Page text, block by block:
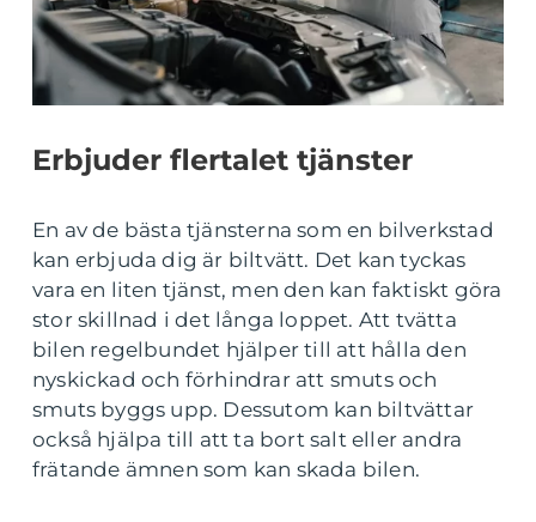
Erbjuder flertalet tjänster
En av de bästa tjänsterna som en bilverkstad
kan erbjuda dig är biltvätt. Det kan tyckas
vara en liten tjänst, men den kan faktiskt göra
stor skillnad i det långa loppet. Att tvätta
bilen regelbundet hjälper till att hålla den
nyskickad och förhindrar att smuts och
smuts byggs upp. Dessutom kan biltvättar
också hjälpa till att ta bort salt eller andra
frätande ämnen som kan skada bilen.